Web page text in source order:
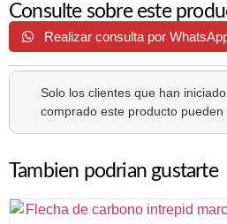
Consulte sobre este
Realizar consulta por
Solo los clientes que han
comprado este producto pueden
Tambien podrian gustarte